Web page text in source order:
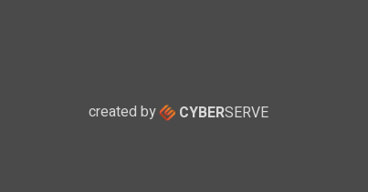
created by CYBERSERVE